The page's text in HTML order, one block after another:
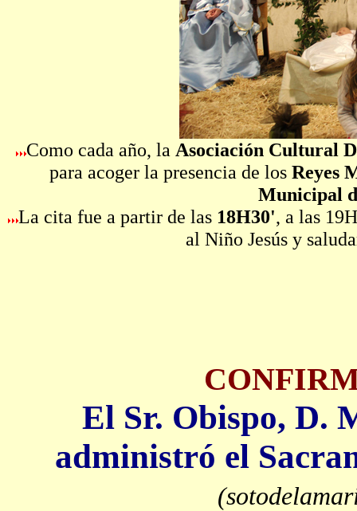
Como cada año, la Asociación Cultural
para acoger la presencia de los Reyes
Municipal
La cita fue a partir de las 18H30', a las
al Niño Jesús y
El Sr. Obispo, D.
administró el